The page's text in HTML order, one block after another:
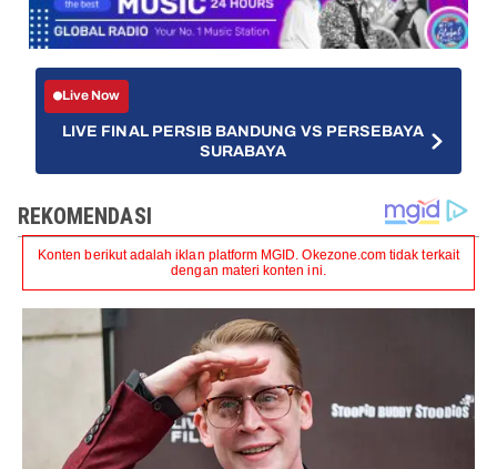
Live Now
LIVE FINAL PERSIB BANDUNG VS PERSEBAYA
SURABAYA